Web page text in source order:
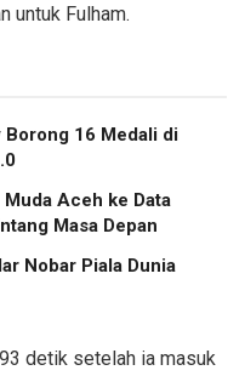
untuk Fulham.
Borong 16 Medali di
Aceh ke Data
Masa Depan
Nobar Piala Dunia
detik setelah ia masuk